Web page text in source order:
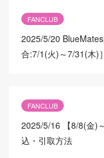
FANCLUB
2025/5/20
合:7/1(火)～7/31(木)］
FANCLUB
2025/5/16
【8/8(金)
込・引取方法